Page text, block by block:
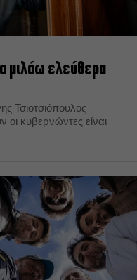
μιλάω ελεύθερα
Τσιοτσιόπουλος
οι κυβερνώντες είναι